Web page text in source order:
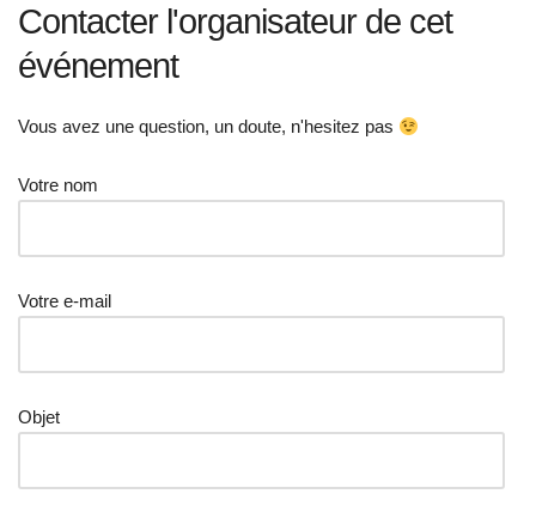
Contacter l'organisateur de cet
événement
Vous avez une question, un doute, n'hesitez pas
Votre nom
Votre e-mail
Objet